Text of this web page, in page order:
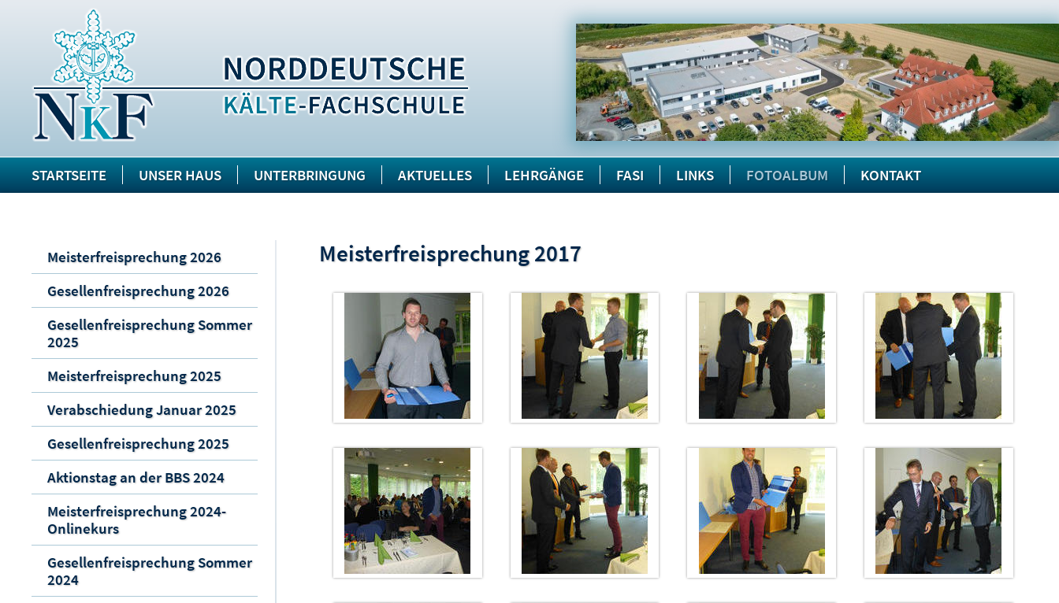
STARTSEITE UNSER HAUS UNTERBRINGUNG AKTUELLES LEHRGÄNGE FASI LINKS FOTOALBUM KONTAKT
Meisterfreisprechung 2026
Gesellenfreisprechung 2026
Gesellenfreisprechung Sommer
2025
Meisterfreisprechung 2025
Verabschiedung Januar 2025
Gesellenfreisprechung 2025
Aktionstag an der BBS 2024
Meisterfreisprechung 2024-
Onlinekurs
Gesellenfreisprechung Sommer
2024
Meisterfreisprechung 2017